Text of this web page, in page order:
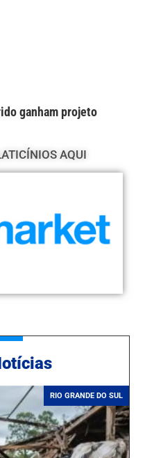
ganham projeto
AQUI
RIO GRANDE DO SUL